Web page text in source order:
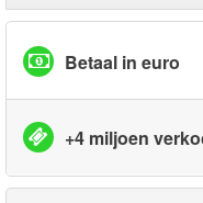
Betaal in euro
+4 miljoen